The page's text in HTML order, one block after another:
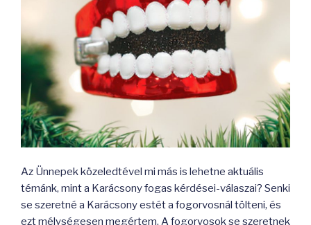
Az Ünnepek közeledtével mi más is lehetne aktuális
témánk, mint a Karácsony fogas kérdései-válaszai? Senki
se szeretné a Karácsony estét a fogorvosnál tölteni, és
ezt mélységesen megértem. A fogorvosok se szeretnek